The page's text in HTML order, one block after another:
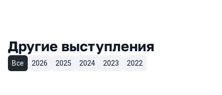
Другие выступления
Все 2026 2025 2024 2023 2022